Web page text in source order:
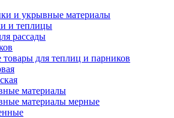
и укрывные материалы
и теплицы
рассады
для теплиц и парников
материалы
материалы мерные